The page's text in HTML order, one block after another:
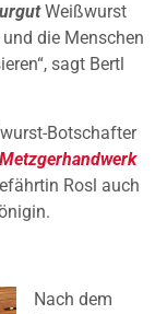
Weißwurst
die Menschen
sagt Bertl
Botschafter
Metzgerhandwerk
Rosl auch
Nach dem